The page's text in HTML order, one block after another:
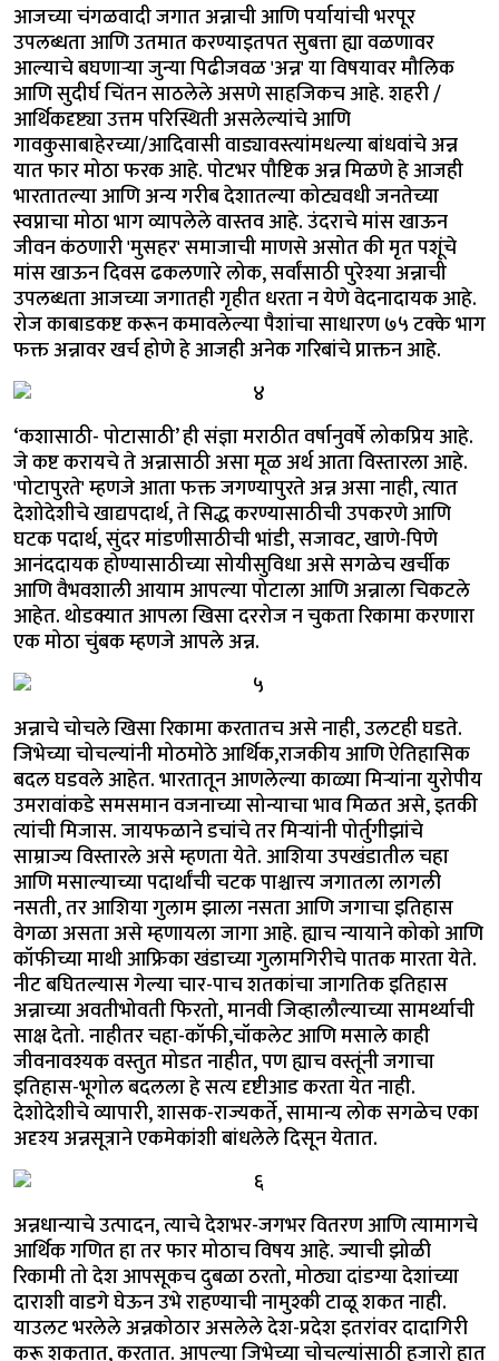
आजच्या चंगळवादी जगात अन्नाची आणि पर्यायांची भरपूर
उपलब्धता आणि उतमात करण्याइतपत सुबत्ता ह्या वळणावर
आल्याचे बघणाऱ्या जुन्या पिढीजवळ 'अन्न' या विषयावर मौलिक
आणि सुदीर्घ चिंतन साठलेले असणे साहजिकच आहे. शहरी /
आर्थिकदृष्ट्या उत्तम परिस्थिती असलेल्यांचे आणि
गावकुसाबाहेरच्या/आदिवासी वाड्यावस्त्यांमधल्या बांधवांचे अन्न
यात फार मोठा फरक आहे. पोटभर पौष्टिक अन्न मिळणे हे आजही
भारतातल्या आणि अन्य गरीब देशातल्या कोट्यवधी जनतेच्या
स्वप्नाचा मोठा भाग व्यापलेले वास्तव आहे. उंदराचे मांस खाऊन
जीवन कंठणारी 'मुसहर' समाजाची माणसे असोत की मृत पशूंचे
मांस खाऊन दिवस ढकलणारे लोक, सर्वांसाठी पुरेश्या अन्नाची
उपलब्धता आजच्या जगातही गृहीत धरता न येणे वेदनादायक आहे.
रोज काबाडकष्ट करून कमावलेल्या पैशांचा साधारण ७५ टक्के भाग
फक्त अन्नावर खर्च होणे हे आजही अनेक गरिबांचे प्राक्तन आहे.
‘कशासाठी- पोटासाठी’ ही संज्ञा मराठीत वर्षानुवर्षे लोकप्रिय आहे.
जे कष्ट करायचे ते अन्नासाठी असा मूळ अर्थ आता विस्तारला आहे.
'पोटापुरते' म्हणजे आता फक्त जगण्यापुरते अन्न असा नाही, त्यात
देशोदेशीचे खाद्यपदार्थ, ते सिद्ध करण्यासाठीची उपकरणे आणि
घटक पदार्थ, सुंदर मांडणीसाठीची भांडी, सजावट, खाणे-पिणे
आनंददायक होण्यासाठीच्या सोयीसुविधा असे सगळेच खर्चीक
आणि वैभवशाली आयाम आपल्या पोटाला आणि अन्नाला चिकटले
आहेत. थोडक्यात आपला खिसा दररोज न चुकता रिकामा करणारा
एक मोठा चुंबक म्हणजे आपले अन्न.
अन्नाचे चोचले खिसा रिकामा करतातच असे नाही, उलटही घडते.
जिभेच्या चोचल्यांनी मोठमोठे आर्थिक,राजकीय आणि ऐतिहासिक
बदल घडवले आहेत. भारतातून आणलेल्या काळ्या मिऱ्यांना युरोपीय
उमरावांकडे समसमान वजनाच्या सोन्याचा भाव मिळत असे, इतकी
त्यांची मिजास. जायफळाने डचांचे तर मिऱ्यांनी पोर्तुगीझांचे
साम्राज्य विस्तारले असे म्हणता येते. आशिया उपखंडातील चहा
आणि मसाल्याच्या पदार्थांची चटक पाश्चात्त्य जगातला लागली
नसती, तर आशिया गुलाम झाला नसता आणि जगाचा इतिहास
वेगळा असता असे म्हणायला जागा आहे. ह्याच न्यायाने कोको आणि
कॉफीच्या माथी आफ्रिका खंडाच्या गुलामगिरीचे पातक मारता येते.
नीट बघितल्यास गेल्या चार-पाच शतकांचा जागतिक इतिहास
अन्नाच्या अवतीभोवती फिरतो, मानवी जिव्हालौल्याच्या सामर्थ्याची
साक्ष देतो. नाहीतर चहा-कॉफी,चॉकलेट आणि मसाले काही
जीवनावश्यक वस्तुत मोडत नाहीत, पण ह्याच वस्तूंनी जगाचा
इतिहास-भूगोल बदलला हे सत्य दृष्टीआड करता येत नाही.
देशोदेशीचे व्यापारी, शासक-राज्यकर्ते, सामान्य लोक सगळेच एका
अदृश्य अन्नसूत्राने एकमेकांशी बांधलेले दिसून येतात.
अन्नधान्याचे उत्पादन, त्याचे देशभर-जगभर वितरण आणि त्यामागचे
आर्थिक गणित हा तर फार मोठाच विषय आहे. ज्याची झोळी
रिकामी तो देश आपसूकच दुबळा ठरतो, मोठ्या दांडग्या देशांच्या
दाराशी वाडगे घेऊन उभे राहण्याची नामुश्की टाळू शकत नाही.
याउलट भरलेले अन्नकोठार असलेले देश-प्रदेश इतरांवर दादागिरी
करू शकतात, करतात. आपल्या जिभेच्या चोचल्यांसाठी हजारो हात